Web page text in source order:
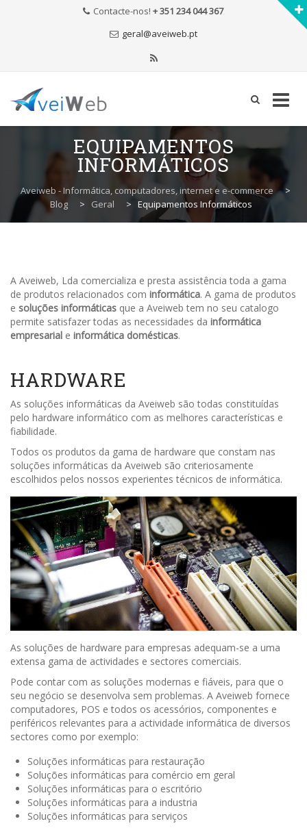
Contacte-nos! + 351 234 044 367
geral@aveiweb.pt
EQUIPAMENTOS
INFORMÁTICOS
Aveiweb - Informática, computadores, internet e e-commerce
>
Blog
> Geral > Equipamentos Informáticos
A Aveiweb, Lda comercializa e presta assistência toda a gama
de produtos relacionados com informática. A gama de produtos
e soluções informáticas que a Aveiweb tem no seu catalogo
permite satisfazer todas as necessidades da informática
empresarial e informática domésticas.
HARDWARE
As soluções informáticas da Aveiweb são todas constituídas
pelo hardware informático com as melhores características e
fiabilidade.
Todos os produtos da gama de hardware que constam nas
soluções informáticas da Aveiweb são criteriosamente
escolhidos pelos nossos experientes técnicos de informática.
As soluções de hardware para empresas adequam-se a uma
extensa gama de actividades e sectores comerciais.
Pode contar com as soluções modernas e fiáveis, para que o
seu negócio se desenvolva sem problemas. A Aveiweb fornece
computadores, POS e todos os acessórios, componentes e
periféricos relevantes para a actividade informática de diversos
sectores como por exemplo:
Soluções informáticas para restauração
Soluções informáticas para comércio em geral
Soluções informáticas para o escritório
Soluções informáticas para a industria
Soluções informáticas para serviços